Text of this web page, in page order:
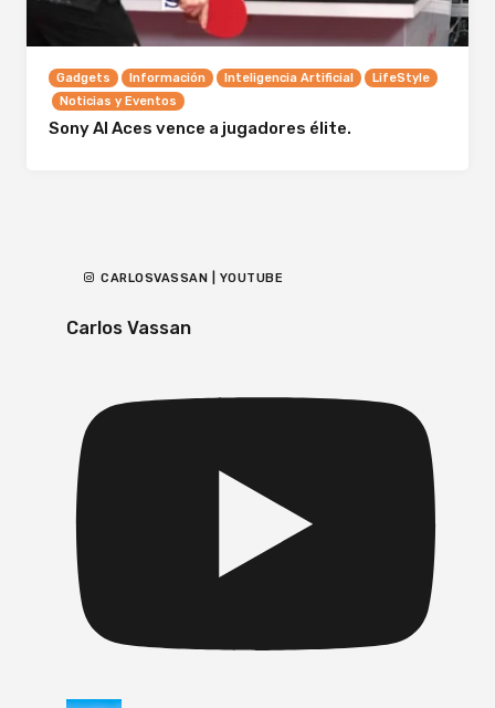
Gadgets Información Inteligencia Artificial
LifeStyle
Noticias y Eventos
Sony AI Aces vence a jugadores élite.
CARLOSVASSAN | YOUTUBE
Carlos Vassan